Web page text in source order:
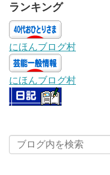
ランキング
にほんブログ村
にほんブログ村